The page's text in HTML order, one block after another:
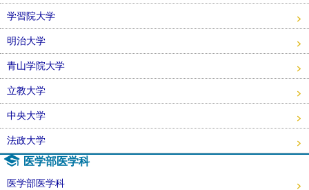
学習院大学
明治大学
青山学院大学
立教大学
中央大学
法政大学
医学部医学科
医学部医学科